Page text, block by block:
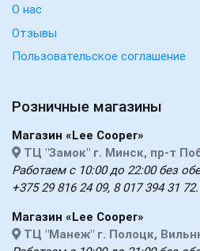
О нас
Отзывы
Пользовательское соглашение
Розничные магазины
Магазин «Lee Cooper»
ТЦ "Замок" г. Минск, пр-т
Работаем с 10:00 до 22:00 без
+375 29 816 24 09, 8 017 394 31 72.
Магазин «Lee Cooper»
ТЦ "Манеж" г. Полоцк,